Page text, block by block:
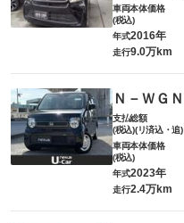
車両本体価格
(税込)
年式2016年
走行9.0万km
Ｎ－ＷＧＮ
支払総額
(税込)(リ済込・追)
車両本体価格
(税込)
年式2023年
走行2.4万km